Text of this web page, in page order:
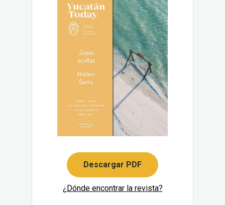
Descargar PDF
¿Dónde encontrar la revista?